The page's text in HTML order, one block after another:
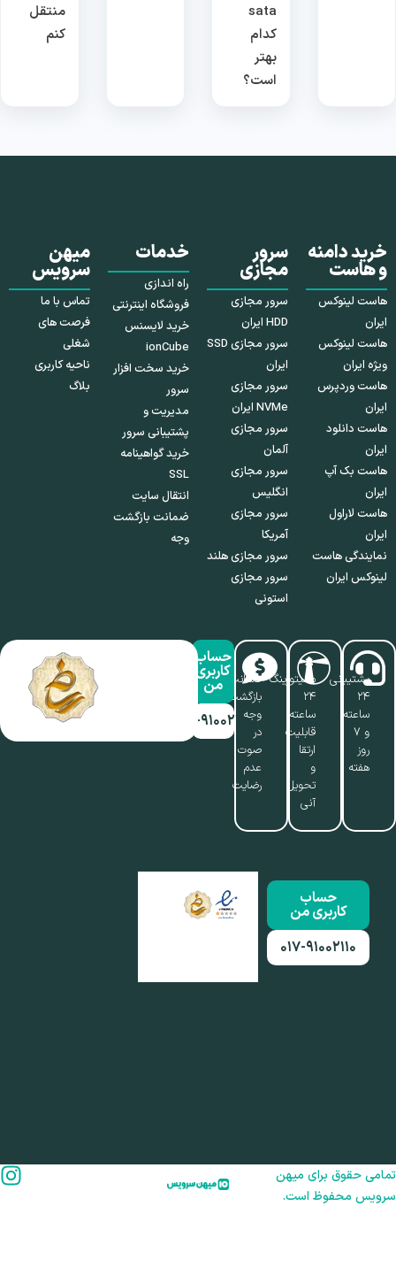
sata
کدام
بهتر
است؟
منتقل
کنم
خرید دامنه
و هاست
هاست لینوکس
ایران
هاست لینوکس
ویژه ایران
هاست وردپرس
ایران
هاست دانلود
ایران
هاست بک آپ
ایران
هاست لاراول
ایران
نمایندگی هاست
لینوکس ایران
سرور
مجازی
سرور مجازی
HDD ایران
سرور مجازی SSD
ایران
سرور مجازی
NVMe ایران
سرور مجازی
آلمان
سرور مجازی
انگلیس
سرور مجازی
آمریکا
سرور مجازی هلند
سرور مجازی
استونی
خدمات
راه اندازی
فروشگاه اینترنتی
خرید لایسنس
ionCube
خرید سخت افزار
سرور
مدیریت و
پشتیبانی سرور
خرید گواهینامه
SSL
انتقال سایت
ضمانت بازگشت
وجه
میهن
سرویس
تماس با ما
فرصت های
شغلی
ناحیه کاربری
بلاگ
پشتیبانی
۲۴
ساعته
و ۷
روز
هفته
مانیتورینگ
۲۴
ساعته،
قابلیت
ارتقا
تحویل
آنی
ضمانت
بازگشت
وجه
در
صوت
عدم
رضایت
حساب
کاربری
من
۰۱۷-۹۱۰۰۲۱۱۰
حساب
کاربری من
۰۱۷-۹۱۰۰۲۱۱۰
حقوق برای میهن
محفوظ است.